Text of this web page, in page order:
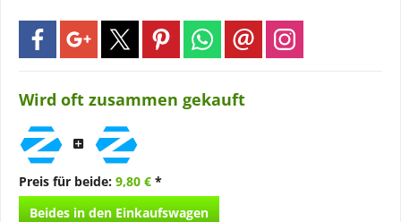
Wird oft zusammen gekauft
Preis für beide: 9,80 € *
Beides in den Einkaufswagen